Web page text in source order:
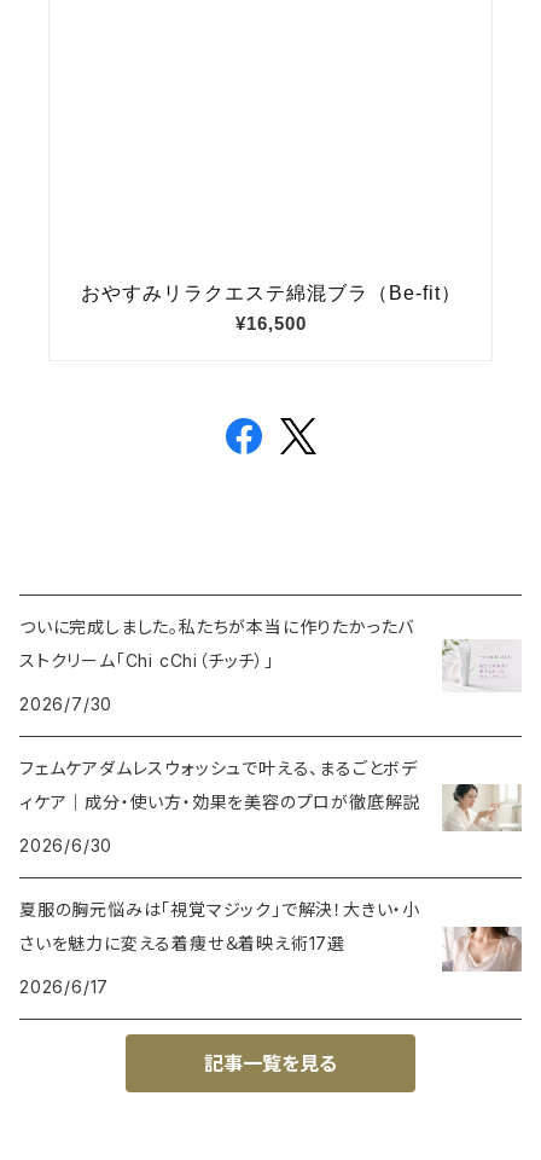
ついに完成しました。私たちが本当に作りたかったバ
ストクリーム「Chi cChi（チッチ）」
2026/7/30
フェムケアダムレスウォッシュで叶える、まるごとボデ
ィケア｜成分・使い方・効果を美容のプロが徹底解説
2026/6/30
夏服の胸元悩みは「視覚マジック」で解決！大きい・小
さいを魅力に変える着痩せ＆着映え術17選
2026/6/17
記事一覧を見る